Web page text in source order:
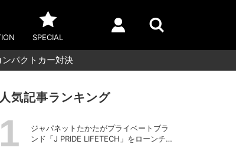
SPECIAL
パクトカー対決
人気記事ランキング
ジャパネットたかたがプライベートブラ
ンド「J PRIDE LIFETECH」をローンチ、